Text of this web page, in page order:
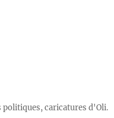
caricatures d'Oli.